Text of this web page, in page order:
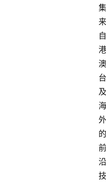
集
来
自
港
澳
台
及
海
外
的
前
沿
技